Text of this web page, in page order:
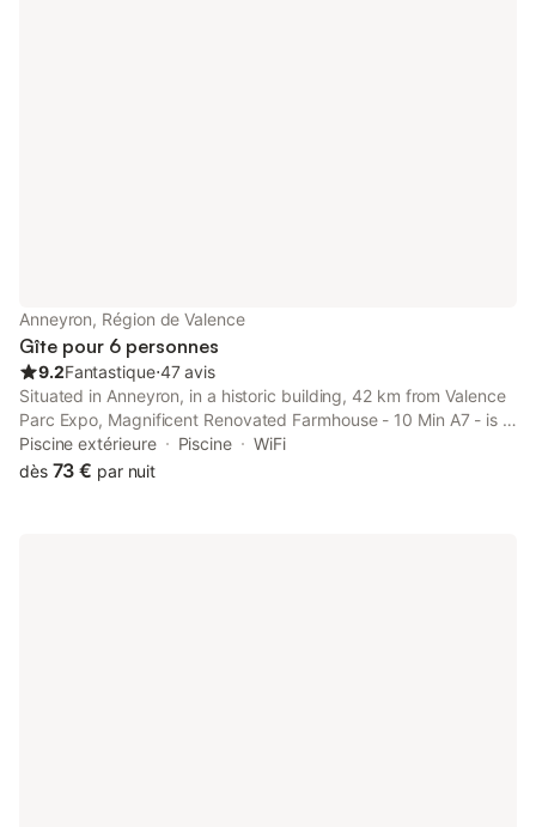
Anneyron, Région de Valence
Gîte pour 6 personnes
9.2Fantastique⋅47 avis
Situated in Anneyron, in a historic building, 42 km from Valence
Parc Expo, Magnificent Renovated Farmhouse - 10 Min A7 - is a
homestay with pool with a view and garden.
Piscine extérieure Piscine
WiFi
dès 73 € par nuit